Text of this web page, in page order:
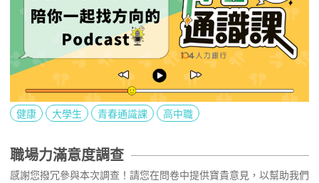
健康 大學生 青春通識課 高中職
職場力滿意度調查
感謝您撥冗參與本次調查！請您在問卷中提供寶貴意見，以幫助我們